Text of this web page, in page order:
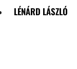
LÉNÁRD LÁSZLÓ